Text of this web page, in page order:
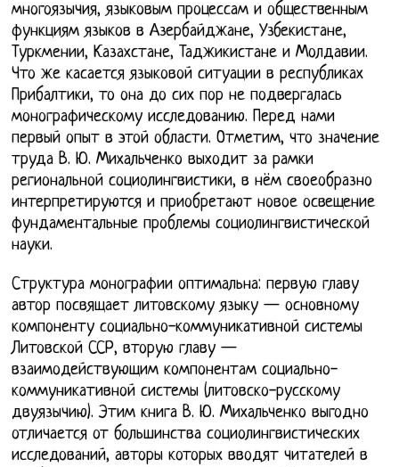
многоязычия, языковым процессам и общественным
функциям языков в Азербайджане, Узбекистане,
Туркмении, Казахстане, Таджикистане и Молдавии.
Что же касается языковой ситуации в республиках
Прибалтики, то она до сих пор не подвергалась
монографическому исследованию. Перед нами
первый опыт в этой области. Отметим, что значение
труда В. Ю. Михальченко выходит за рамки
региональной социолингвистики, в нём своеобразно
интерпретируются и приобретают новое освещение
фундаментальные проблемы социолингвистической
науки.
Структура монографии оптимальна: первую главу
автор посвящает литовскому языку — основному
компоненту социально-коммуникативной системы
Литовской ССР, вторую главу —
взаимодействующим компонентам социально-
коммуникативной системы (литовско-русскому
двуязычию). Этим книга В. Ю. Михальченко выгодно
отличается от большинства социолингвистических
исследований, авторы которых вводят читателей в